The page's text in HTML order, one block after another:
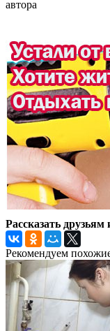
автора
Рассказать
Рекомендуем